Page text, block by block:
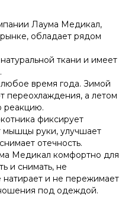
Лаума Медикал,
обладает рядом
ткани и имеет
любое время года. Зимой
переохлаждения, а летом
реакцию.
фиксирует
мышцы руки, улучшает
отечность.
Медикал комфортно для
и снимать, не
натирает и не пережимает
под одеждой.